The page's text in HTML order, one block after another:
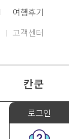
여행후기
고객센터
칸쿤
로그인